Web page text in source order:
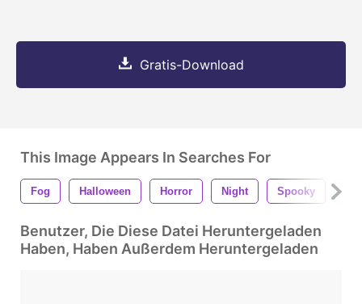
Gratis-Download
This Image Appears In Searches For
Fog Halloween Horror Night Spooky
Benutzer, Die Diese Datei Heruntergeladen
Haben, Haben Außerdem Heruntergeladen